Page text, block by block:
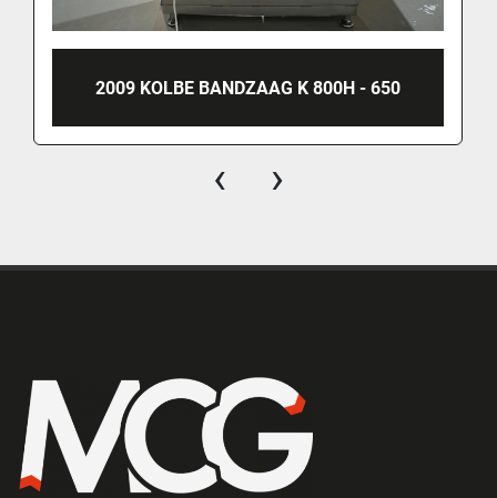
2009 KOLBE BANDZAAG K 800H - 650
‹ ›